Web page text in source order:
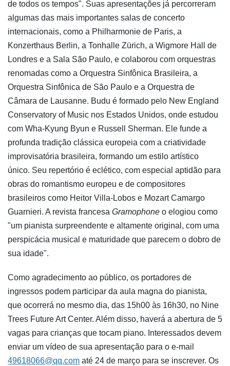
de todos os tempos". Suas apresentações já percorreram
algumas das mais importantes salas de concerto
internacionais, como a Philharmonie de Paris, a
Konzerthaus Berlin, a Tonhalle Zürich, a Wigmore Hall de
Londres e a Sala São Paulo, e colaborou com orquestras
renomadas como a Orquestra Sinfônica Brasileira, a
Orquestra Sinfônica de São Paulo e a Orquestra de
Câmara de Lausanne. Budu é formado pelo New England
Conservatory of Music nos Estados Unidos, onde estudou
com Wha-Kyung Byun e Russell Sherman. Ele funde a
profunda tradição clássica europeia com a criatividade
improvisatória brasileira, formando um estilo artístico
único. Seu repertório é eclético, com especial aptidão para
obras do romantismo europeu e de compositores
brasileiros como Heitor Villa-Lobos e Mozart Camargo
Guarnieri. A revista francesa Gramophone o elogiou como
"um pianista surpreendente e altamente original, com uma
perspicácia musical e maturidade que parecem o dobro de
sua idade".
Como agradecimento ao público, os portadores de
ingressos podem participar da aula magna do pianista,
que ocorrerá no mesmo dia, das 15h00 às 16h30, no Nine
Trees Future Art Center. Além disso, haverá a abertura de 5
vagas para crianças que tocam piano. Interessados devem
enviar um vídeo de sua apresentação para o e-mail
49618066@qq.com até 24 de março para se inscrever. Os